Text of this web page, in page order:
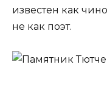
известен как
не как поэт.